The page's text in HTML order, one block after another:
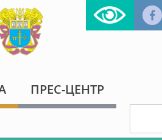
ПРЕС-ЦЕНТР